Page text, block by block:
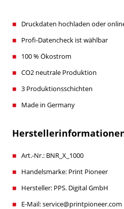
Druckdaten hochladen oder
Profi-Datencheck ist wählbar
100 % Ökostrom
CO2 neutrale Produktion
3 Produktionsschichten
Made in Germany
Art.-Nr.: BNR_X_1000
Handelsmarke: Print Pioneer
Hersteller: PPS. Digital GmbH
E-Mail: service@printpioneer.com